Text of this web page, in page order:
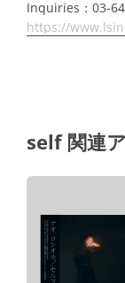
Inquiries：03-
https://
self 関連